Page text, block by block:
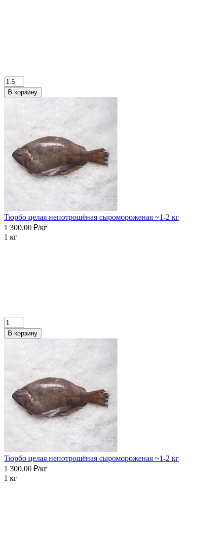
В корзину
Тюрбо целая непотрошёная сыромороженая ~1-2 кг
1 300.00 ₽/кг
1 кг
В корзину
Тюрбо целая непотрошёная сыромороженая ~1-2 кг
1 300.00 ₽/кг
1 кг